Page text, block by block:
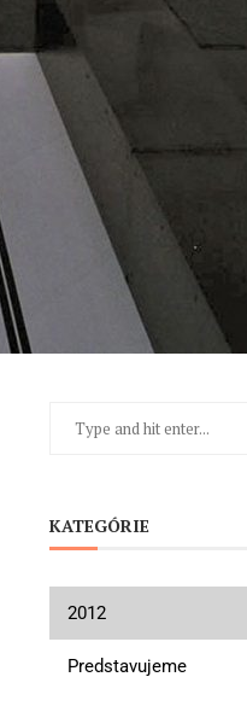
KATEGÓRIE
2012
Predstavujeme